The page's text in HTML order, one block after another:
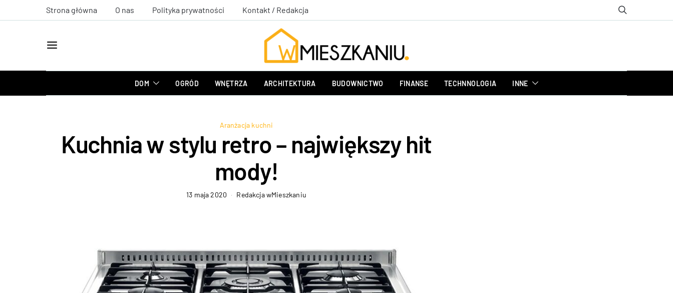
Strona główna O nas Polityka prywatności Kontakt / Redakcja
DOM OGRÓD WNĘTRZA ARCHITEKTURA BUDOWNICTWO FINANSE TECHNNOLOGIA INNE
Aranżacja kuchni
Kuchnia w stylu retro – największy hit
mody!
13 maja 2020 Redakcja wMieszkaniu